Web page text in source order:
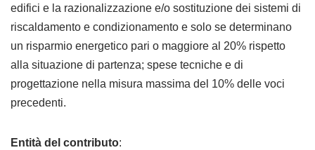
edifici e la razionalizzazione e/o sostituzione dei sistemi di
riscaldamento e condizionamento e solo se determinano
un risparmio energetico pari o maggiore al 20% rispetto
alla situazione di partenza; spese tecniche e di
progettazione nella misura massima del 10% delle voci
precedenti.
Entità del contributo: